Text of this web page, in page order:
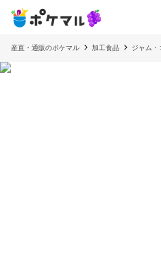
産直・通販のポケマル 加工食品 ジャム・